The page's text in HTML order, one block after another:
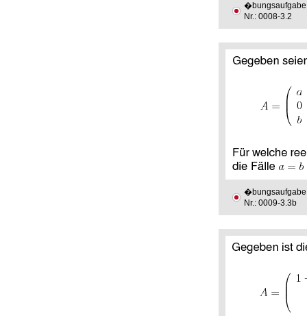
�bungsaufgabe
Nr.: 0008-3.2
�bungsaufgabe
Nr.: 0009-3.3b